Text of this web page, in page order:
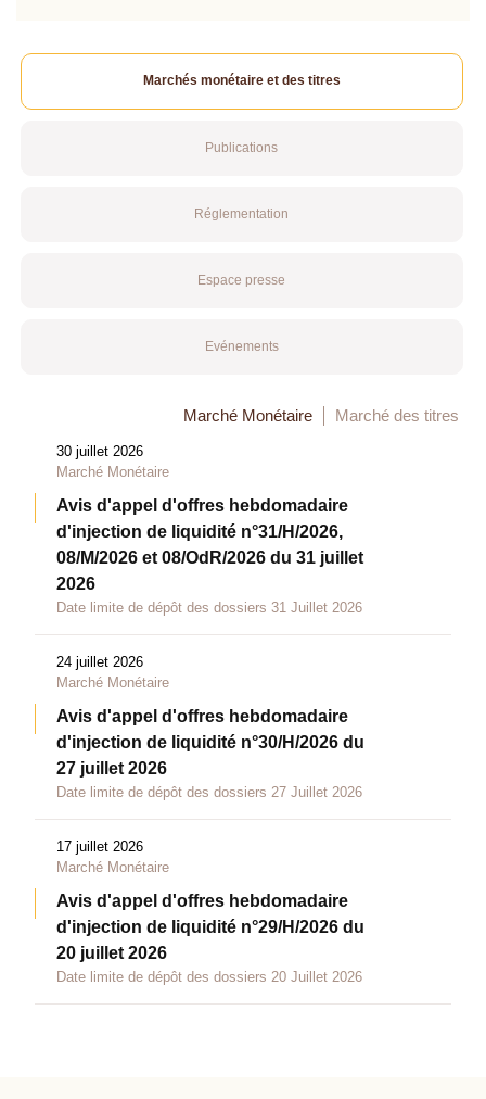
Marchés monétaire et des titres
Publications
Réglementation
Espace presse
Evénements
Marché Monétaire Marché des titres
30 juillet 2026
Marché Monétaire
Avis d'appel d'offres hebdomadaire
d'injection de liquidité n°31/H/2026,
08/M/2026 et 08/OdR/2026 du 31 juillet
2026
Date limite de dépôt des dossiers 31 Juillet 2026
24 juillet 2026
Marché Monétaire
Avis d'appel d'offres hebdomadaire
d'injection de liquidité n°30/H/2026 du
27 juillet 2026
Date limite de dépôt des dossiers 27 Juillet 2026
17 juillet 2026
Marché Monétaire
Avis d'appel d'offres hebdomadaire
d'injection de liquidité n°29/H/2026 du
20 juillet 2026
Date limite de dépôt des dossiers 20 Juillet 2026